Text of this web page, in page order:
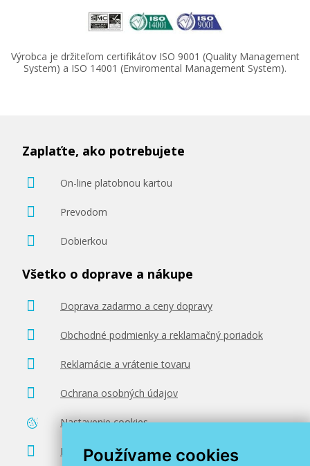
Používame cookies
Výrobca je držiteľom certifikátov ISO 9001 (Quality Management
System) a ISO 14001 (Enviromental Management System).
Zaplaťte, ako potrebujete
On-line platobnou kartou
Prevodom
Dobierkou
Všetko o doprave a nákupe
Doprava zadarmo a ceny dopravy
Obchodné podmienky a reklamačný poriadok
Reklamácie a vrátenie tovaru
Ochrana osobných údajov
Nastavenie cookies
Poradenstvo zadarmo